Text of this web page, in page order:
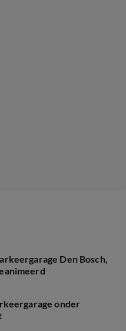
Den Bosch,
onder